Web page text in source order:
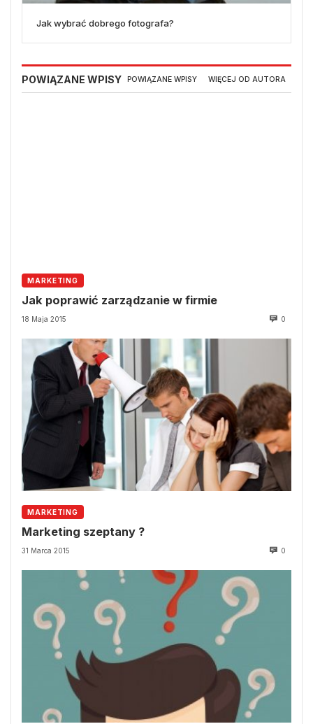
Jak wybrać dobrego fotografa?
POWIĄZANE WPISY POWIĄZANE WPISY WIĘCEJ OD AUTORA
MARKETING
Jak poprawić zarządzanie w firmie
18 Maja 2015 0
MARKETING
Marketing szeptany ?
31 Marca 2015 0